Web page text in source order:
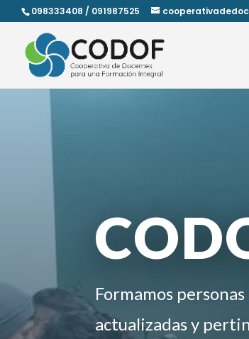
098333408 / 091987525
Formamos
actualizadas y